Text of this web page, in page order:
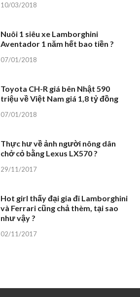
10/03/2018
Nuôi 1 siêu xe Lamborghini
Aventador 1 năm hết bao tiền ?
07/01/2018
Toyota CH-R giá bên Nhật 590
triệu về Việt Nam giá 1,8 tỷ đồng
07/01/2018
Thực hư về ảnh người nông dân
chở cỏ bằng Lexus LX570 ?
29/11/2017
Hot girl thấy đại gia đi Lamborghini
và Ferrari cũng chả thèm, tại sao
như vậy ?
02/11/2017